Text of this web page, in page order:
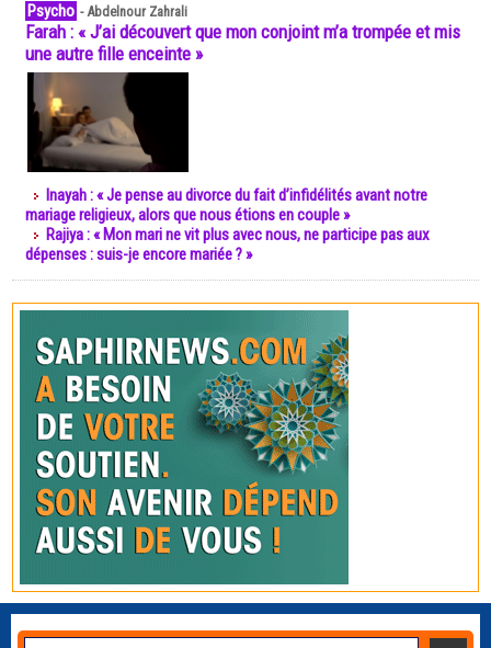
Psycho -Abdelnour Zahrali
Farah : « J’ai découvert que mon conjoint m’a trompée et mis
une autre fille enceinte »
Inayah : « Je pense au divorce du fait d’infidélités avant notre
mariage religieux, alors que nous étions en couple »
Rajiya : « Mon mari ne vit plus avec nous, ne participe pas aux
dépenses : suis-je encore mariée ? »